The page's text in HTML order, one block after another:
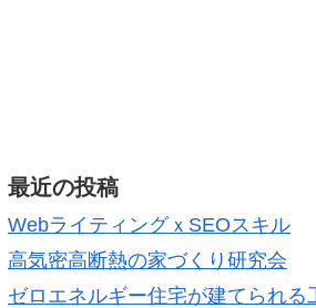
最近の投稿
WebライティングｘSEOスキル
高気密高断熱の家づくり研究会
ゼロエネルギー住宅が建てられる